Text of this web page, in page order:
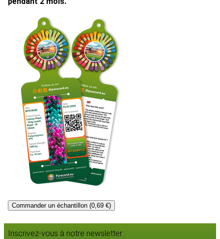
Commander un échantillon (0,69 €)
Inscrivez-vous à notre newsletter :